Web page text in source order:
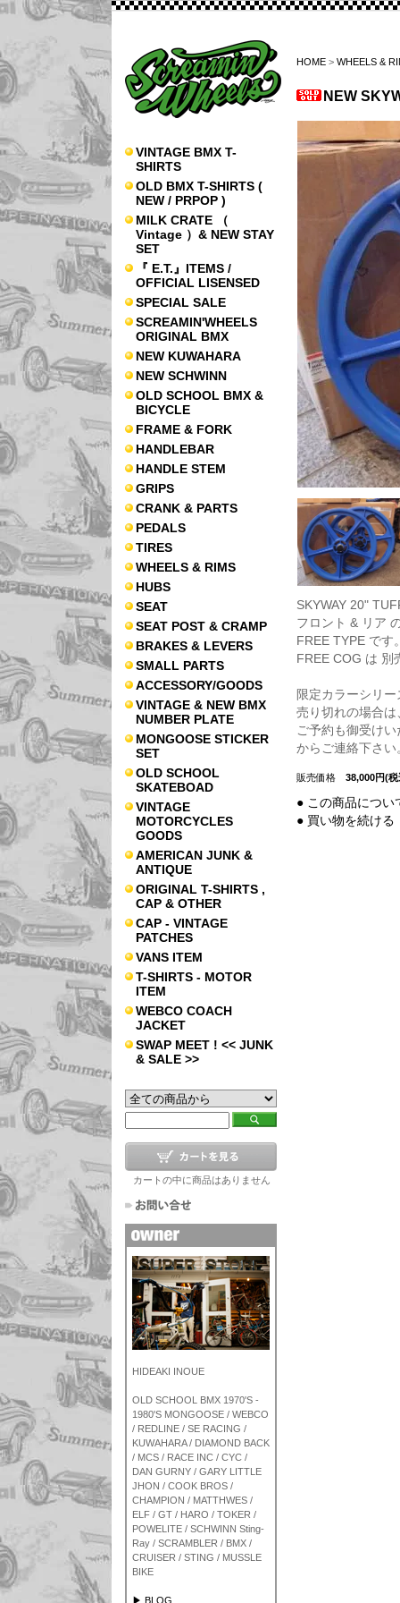
VINTAGE BMX T-
SHIRTS
OLD BMX T-SHIRTS (
NEW / PRPOP )
MILK CRATE （
Vintage ）& NEW STAY
SET
『 E.T.』ITEMS /
OFFICIAL LISENSED
SPECIAL SALE
SCREAMIN'WHEELS
ORIGINAL BMX
NEW KUWAHARA
NEW SCHWINN
OLD SCHOOL BMX &
BICYCLE
FRAME & FORK
HANDLEBAR
HANDLE STEM
GRIPS
CRANK & PARTS
PEDALS
TIRES
WHEELS & RIMS
HUBS
SEAT
SEAT POST & CRAMP
BRAKES & LEVERS
SMALL PARTS
ACCESSORY/GOODS
VINTAGE & NEW BMX
NUMBER PLATE
MONGOOSE STICKER
SET
OLD SCHOOL
SKATEBOAD
VINTAGE
MOTORCYCLES
GOODS
AMERICAN JUNK &
ANTIQUE
ORIGINAL T-SHIRTS ,
CAP & OTHER
CAP - VINTAGE
PATCHES
VANS ITEM
T-SHIRTS - MOTOR
ITEM
WEBCO COACH
JACKET
SWAP MEET ! << JUNK
& SALE >>
カートの中に商品はありません
HIDEAKI INOUE
OLD SCHOOL BMX 1970'S -
1980'S MONGOOSE / WEBCO
/ REDLINE / SE RACING /
KUWAHARA / DIAMOND BACK
/ MCS / RACE INC / CYC /
DAN GURNY / GARY LITTLE
JHON / COOK BROS /
CHAMPION / MATTHWES /
ELF / GT / HARO / TOKER /
POWELITE / SCHWINN Sting-
Ray / SCRAMBLER / BMX /
CRUISER / STING / MUSSLE
BIKE
▶ BLOG
HOME > WHEELS &
NEW
SKYWAY 20"
フロント & リア
FREE TYPE です
FREE COG は 別
限定カラーシリ
売り切れの場合
ご予約も御受け
からご連絡下さい
販売価格 38,000円(
● この商品につい
● 買い物を続ける